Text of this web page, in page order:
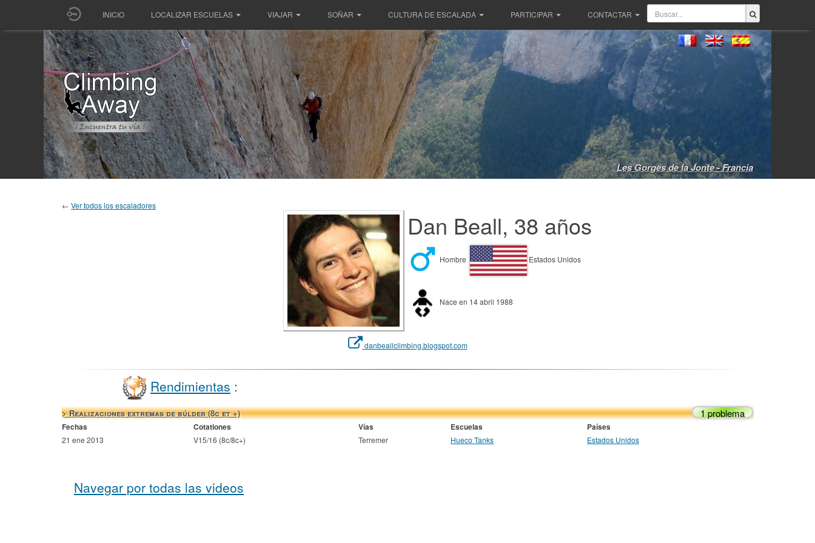
INICIO LOCALIZAR ESCUELAS VIAJAR SOÑAR CULTURA DE ESCALADA PARTICIPAR CONTACTAR
Les Gorges de la Jonte - Francia
← Ver todos los escaladores
Dan Beall, 38 años
Hombre Estados Unidos
Nace en 14 abril 1988
danbeallclimbing.blogspot.com
Rendimientas :
> Realizaciones extremas de búlder (8c et +) 1 problema
Fechas Cotationes Vías Escuelas Países
21 ene 2013 V15/16 (8c/8c+) Terremer Hueco Tanks Estados Unidos
Navegar por todas las videos